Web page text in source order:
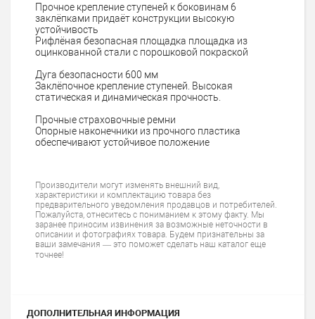
Прочное крепление ступеней к боковинам 6
заклёпками придаёт конструкции высокую
устойчивость
Рифлёная безопасная площадка площадка из
оцинкованной стали с порошковой покраской
Дуга безопасности 600 мм
Заклёпочное крепление ступеней. Высокая
статическая и динамическая прочность.
Прочные страховочные ремни
Опорные наконечники из прочного пластика
обеспечивают устойчивое положение
Производители могут изменять внешний вид,
характеристики и комплектацию товара без
предварительного уведомления продавцов и потребителей.
Пожалуйста, отнеситесь с пониманием к этому факту. Мы
заранее приносим извинения за возможные неточности в
описании и фотографиях товара. Будем признательны за
ваши замечания — это поможет сделать наш каталог еще
точнее!
ДОПОЛНИТЕЛЬНАЯ ИНФОРМАЦИЯ